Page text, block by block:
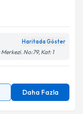
Haritada Göster
No:79, Kat: 1
Daha Fazla